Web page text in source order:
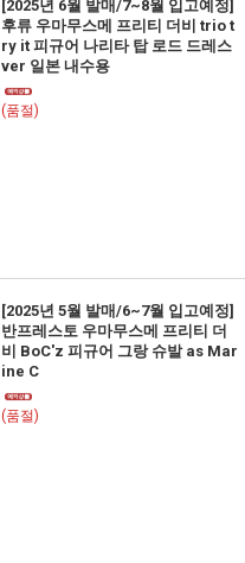
[2025년 6월 발매/7~8월 입고예정]
후류 우마무스메 프리티 더비 trio t
ry it 피규어 나리타 탑 로드 드레스
ver 일본 내수용
(품절)
[2025년 5월 발매/6~7월 입고예정]
반프레스토 우마무스메 프리티 더
비 BoC'z 피규어 그랑 슈발 as Mar
ine C
(품절)